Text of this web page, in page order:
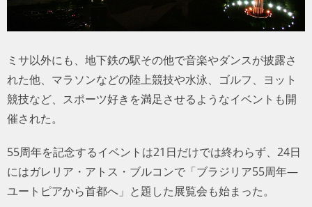
ミサ以外にも、地下鉄の駅その他で音楽やダンスが披露さ
れた他、マラソンなどの陸上競技や水泳、ゴルフ、ヨット
競技など、スポーツ好きを満足させるようなイベントも開
催された。
55周年を記念するイベントは21日だけでは終わらず、24日
にはガレリア・アトス・ブルコンで「ブラジリア55周年―
ユートピアから首都へ」と題した展覧会も始まった。